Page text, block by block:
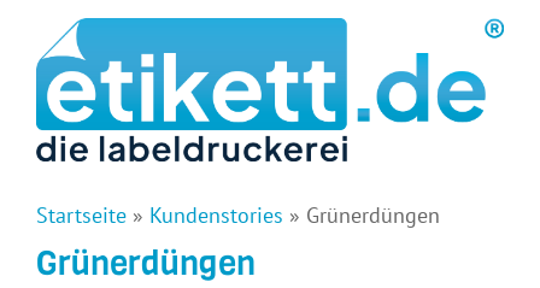
Startseite » Kundenstories » Grünerdüngen
Grünerdüngen